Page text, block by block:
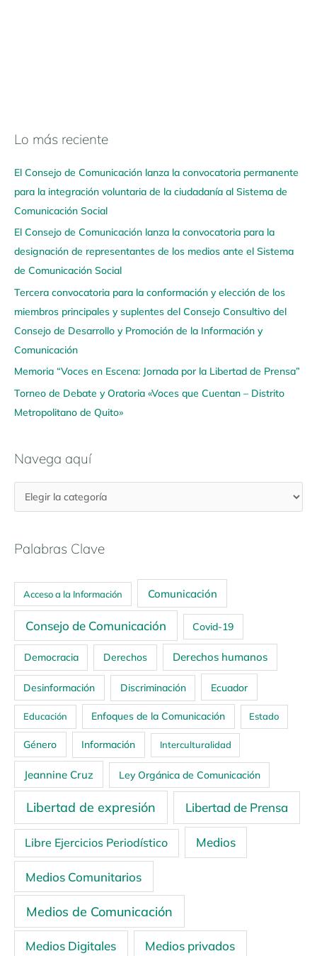
Lo más reciente
El Consejo de Comunicación lanza la convocatoria permanente
para la integración voluntaria de la ciudadanía al Sistema de
Comunicación Social
El Consejo de Comunicación lanza la convocatoria para la
designación de representantes de los medios ante el Sistema
de Comunicación Social
Tercera convocatoria para la conformación y elección de los
miembros principales y suplentes del Consejo Consultivo del
Consejo de Desarrollo y Promoción de la Información y
Comunicación
Memoria “Voces en Escena: Jornada por la Libertad de Prensa”
Torneo de Debate y Oratoria «Voces que Cuentan – Distrito
Metropolitano de Quito»
Navega aquí
N
v
e
g
a
a
q
u
í
Palabras Clave
Acceso a la Información Comunicación
Consejo de Comunicación Covid-19
Democracia Derechos Derechos humanos
Desinformación Discriminación Ecuador
Educación Enfoques de la Comunicación Estado
Género Información Interculturalidad
Jeannine Cruz Ley Orgánica de Comunicación
Libertad de expresión Libertad de Prensa
Libre Ejercicios Periodístico Medios
Medios Comunitarios
Medios de Comunicación
Medios Digitales Medios privados